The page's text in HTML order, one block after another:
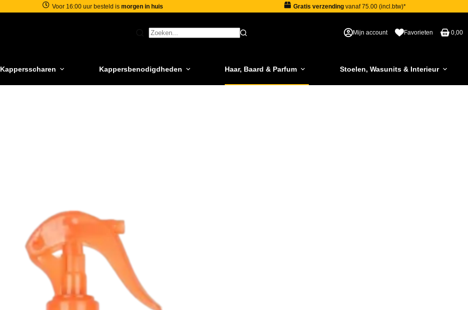
Voor 16:00 uur besteld ismorgen in huis Gratis verzendingvanaf 75.00 (incl.btw)*
Mijn account Favorieten 0,00
Kappersscharen Kappersbenodigdheden Haar, Baard & Parfum Stoelen, Wasunits & Interieur